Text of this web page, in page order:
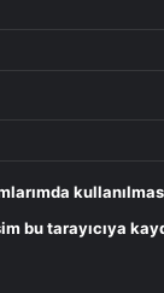
bu tarayıcıya